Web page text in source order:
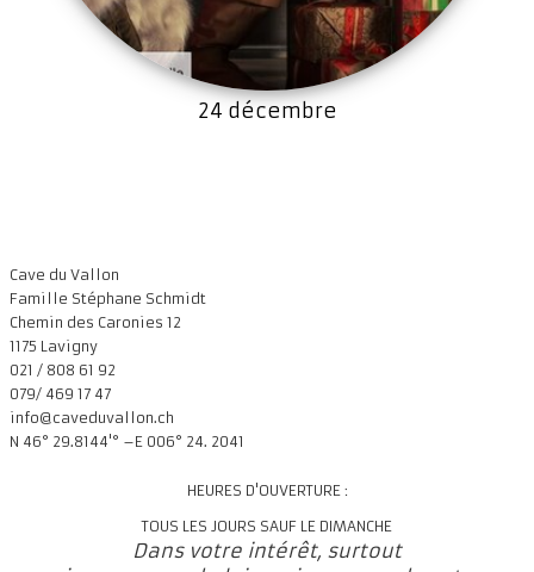
24 décembre
Cave du Vallon
Famille Stéphane Schmidt
Chemin des Caronies 12
1175 Lavigny
021 / 808 61 92
079/ 469 17 47
info@caveduvallon.ch
N 46° 29.8144'° –E 006° 24. 2041
HEURES D'OUVERTURE :
TOUS LES JOURS SAUF LE DIMANCHE
Dans votre intérêt, surtout